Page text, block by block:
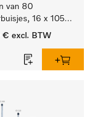
van 80
16 x 105
€ excl. BTW